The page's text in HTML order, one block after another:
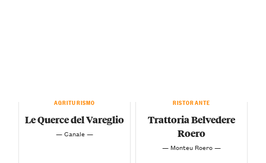
AGRITURISMO
Le Querce del Vareglio
— Canale —
RISTORANTE
Trattoria Belvedere
Roero
— Monteu Roero —